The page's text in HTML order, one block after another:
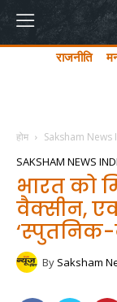
राजनीति
अयोध्या में लता
होम Saksham News
SAKSHAM NEWS
भारत को
वैक्सीन,
‘स्पुतनिक-
By Saksham